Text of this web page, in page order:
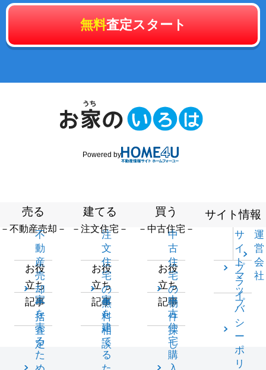
無料査定スタート
Powered by
売る
－不動産売却－
不
動
産
売
却
一
括
査
定
お役
立ち
記事
家
を
売
る
た
建てる
－注文住宅－
注
文
住
宅
の
無
料
相
談
お役
立ち
記事
家
を
建
て
る
買う
－中古住宅－
中
古
住
宅
の
物
件
探
し
お役
立ち
記事
中
古
住
宅
購
サイト情報
サ
イ
ト
マ
ッ
プ
運
営
会
社
プ
ラ
イ
バ
シ
ー
ポ
リ